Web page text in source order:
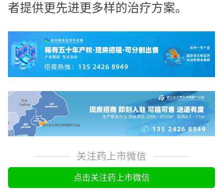
者提供更先进更多样的治疗方案。
关注药上市微信
点击关注药上市微信